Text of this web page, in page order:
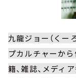
九龍ジョー（くー
プカルチャーか
籍、雑誌、メディ